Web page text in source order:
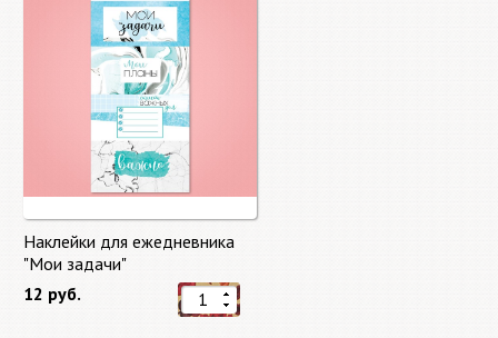
Наклейки для ежедневника
"Мои задачи"
12 руб.